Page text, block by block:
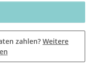
zahlen? Weitere